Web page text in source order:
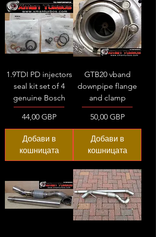
1.9TDI PD injectors
seal kit set of 4
genuine Bosch
Цена
44,00 GBP
Добави в
кошницата
GTB20 vband
downpipe flange
and clamp
Цена
50,00 GBP
Добави в
кошницата